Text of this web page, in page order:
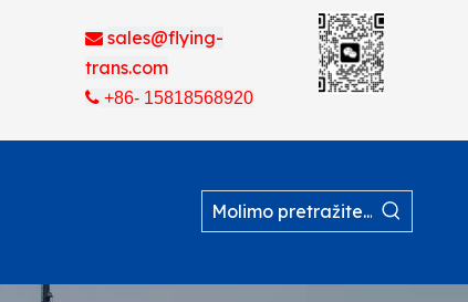
 sales@flying-
trans.com
+86- 15818568920